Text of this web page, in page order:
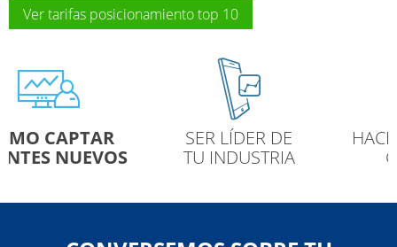
Ver tarifas posicionamiento top 10
SER LÍDER DE
TU INDUSTRIA
HACER UNA MARCA
CONOCIDA